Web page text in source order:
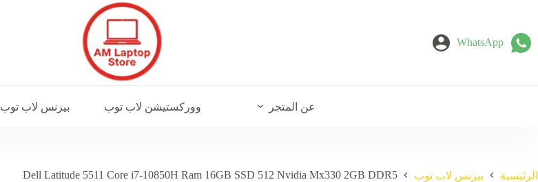
المحتوى
WhatsApp
عن المتجر ووركستيشن لاب توب بيزنس لاب توب
الرئيسية بيزنس لاب توب Dell Latitude 5511 Core i7-10850H Ram 16GB SSD 512 Nvidia Mx330 2GB DDR5